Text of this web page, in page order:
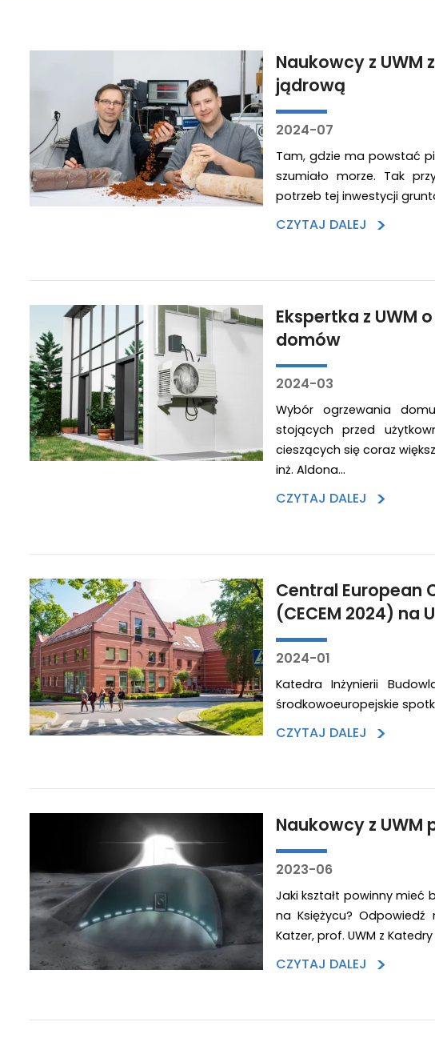
Naukowcy z
jądrową
2024-07
Tam, gdzie ma powstać
szumiało morze. Tak
potrzeb tej inwestycji
CZYTAJ DALEJ >
Ekspertka z UWM
domów
2024-03
Wybór ogrzewania
stojących przed
cieszących się coraz
inż. Aldona…
CZYTAJ DALEJ >
Central European
(CECEM 2024) na
2024-01
Katedra Inżynierii
środkowoeuropejskie
CZYTAJ DALEJ >
Naukowcy z
2023-06
Jaki kształt powinny mieć
na Księżycu?
Katzer, prof. UWM z
CZYTAJ DALEJ >